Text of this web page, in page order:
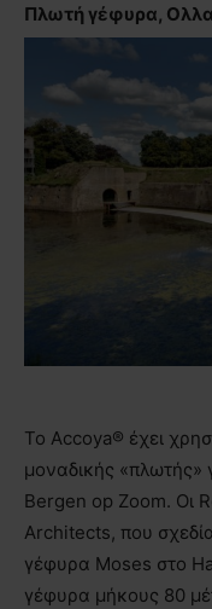
Πλωτή γέφυρα,
Το Accoya® έχει
μοναδικής
Bergen op Zoom. Οι
Architects, που
γέφυρα Moses στο
γέφυρα μήκους 80